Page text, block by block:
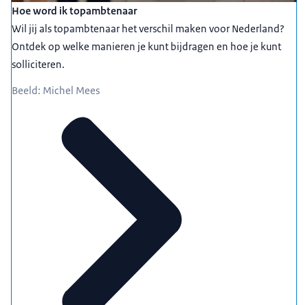
Hoe word ik topambtenaar
Wil jij als topambtenaar het verschil maken voor Nederland?
Ontdek op welke manieren je kunt bijdragen en hoe je kunt
solliciteren.
Beeld: Michel Mees